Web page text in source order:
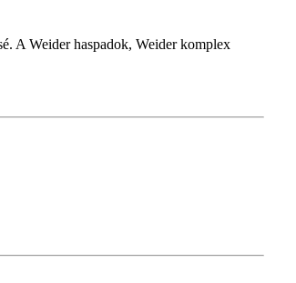
A Weider haspadok, Weider komplex